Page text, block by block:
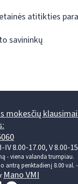
atitikties
savininkų
mokesčių
8.00-17.00, V 8.00-
- viena valanda trumpiau.
antrą penktadienį 8.00 val.
Mano VMI